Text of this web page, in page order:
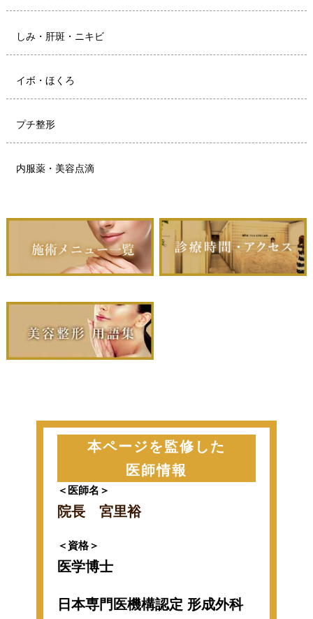
しみ・肝斑・ニキビ
イボ・ほくろ
プチ整形
内服薬・美容点滴
本ページを監修した
医師情報
＜医師名＞
院長 宮里裕
＜資格＞
医学博士
日本専門医機構認定 形成外科